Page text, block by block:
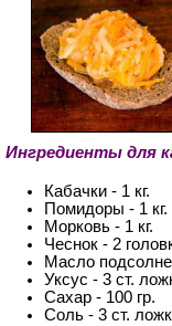
Ингредиенты для
Кабачки - 1 кг.
Помидоры - 1 кг.
Морковь - 1 кг.
Чеснок - 2
Масло
Уксус - 3 ст.
Сахар - 100 гр.
Соль - 3 ст.